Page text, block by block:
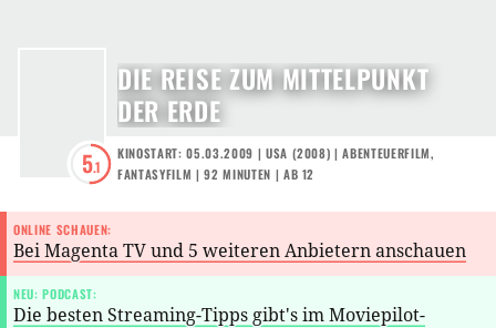
5.1
DIE REISE ZUM MITTELPUNKT
DER ERDE
KINOSTART: 05.03.2009 | USA (2008) |ABENTEUERFILM,
FANTASYFILM | 92 MINUTEN | AB 12
ONLINE SCHAUEN:
Bei Magenta TV und 5 weiteren Anbietern anschauen
NEU: PODCAST:
Die besten Streaming-Tipps gibt's im Moviepilot-